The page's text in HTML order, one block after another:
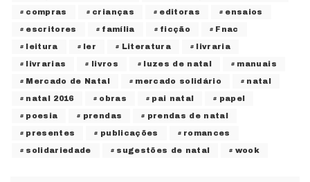
compras crianças editoras ensaios
escritores família ficção Fnac
leitura ler Literatura livraria
livrarias livros luzes de natal manuais
Mercado de Natal mercado solidário natal
natal 2016 obras pai natal papel
poesia prendas prendas de natal
presentes publicações romances
solidariedade sugestões de natal wook